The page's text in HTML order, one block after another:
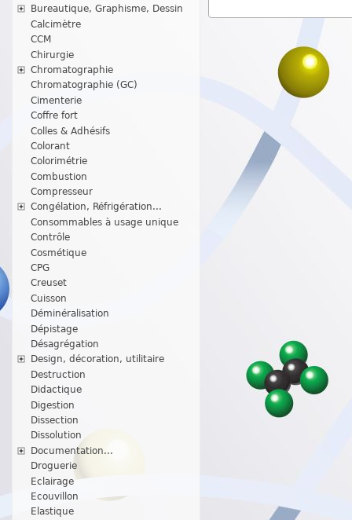
Bureautique, Graphisme, Dessin
Calcimètre
CCM
Chirurgie
Chromatographie
Chromatographie (GC)
Cimenterie
Coffre fort
Colles & Adhésifs
Colorant
Colorimétrie
Combustion
Compresseur
Congélation, Réfrigération...
Consommables à usage unique
Contrôle
Cosmétique
CPG
Creuset
Cuisson
Déminéralisation
Dépistage
Désagrégation
Design, décoration, utilitaire
Destruction
Didactique
Digestion
Dissection
Dissolution
Documentation...
Droguerie
Eclairage
Ecouvillon
Elastique